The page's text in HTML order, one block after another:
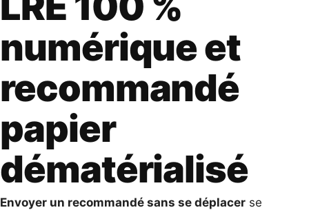
numérique et
recommandé
papier
dématérialisé
Envoyer un recommandé sans se déplacer se